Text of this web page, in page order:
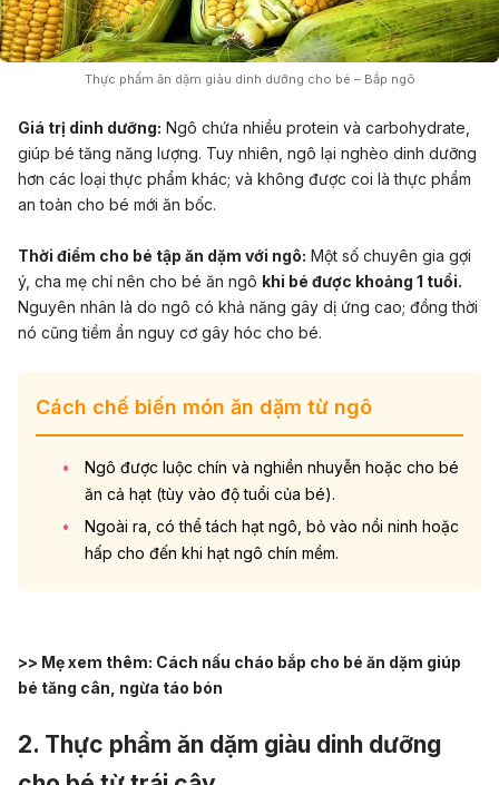
Thực phẩm ăn dặm giàu dinh dưỡng cho bé – Bắp ngô
Giá trị dinh dưỡng: Ngô chứa nhiều protein và carbohydrate,
giúp bé tăng năng lượng. Tuy nhiên, ngô lại nghèo dinh dưỡng
hơn các loại thực phẩm khác; và không được coi là thực phẩm
an toàn cho bé mới ăn bốc.
Thời điểm cho bé tập ăn dặm với ngô: Một số chuyên gia gợi
ý, cha mẹ chỉ nên cho bé ăn ngô khi bé được khoảng 1 tuổi.
Nguyên nhân là do ngô có khả năng gây dị ứng cao; đồng thời
nó cũng tiềm ẩn nguy cơ gây hóc cho bé.
Cách chế biến món ăn dặm từ ngô
Ngô được luộc chín và nghiền nhuyễn hoặc cho bé
ăn cả hạt (tùy vào độ tuổi của bé).
Ngoài ra, có thể tách hạt ngô, bỏ vào nồi ninh hoặc
hấp cho đến khi hạt ngô chín mềm.
>> Mẹ xem thêm: Cách nấu cháo bắp cho bé ăn dặm giúp
bé tăng cân, ngừa táo bón
2. Thực phẩm ăn dặm giàu dinh dưỡng